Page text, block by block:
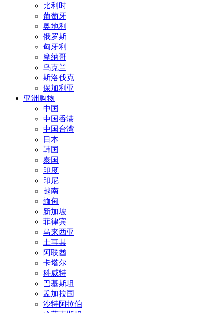
比利时
葡萄牙
奥地利
俄罗斯
匈牙利
摩纳哥
乌克兰
斯洛伐克
保加利亚
亚洲购物
中国
中国香港
中国台湾
日本
韩国
泰国
印度
印尼
越南
缅甸
新加坡
菲律宾
马来西亚
土耳其
阿联酋
卡塔尔
科威特
巴基斯坦
孟加拉国
沙特阿拉伯